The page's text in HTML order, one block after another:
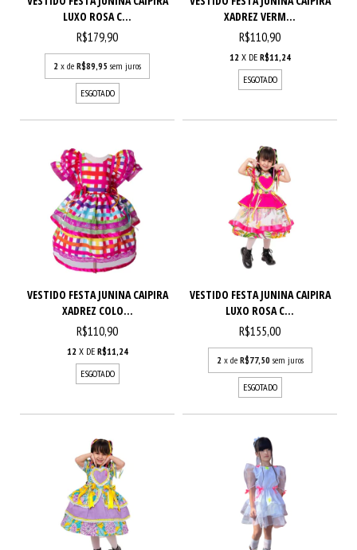
LUXO ROSA C...
R$179,90
2 x de R$89,95 sem juros
ESGOTADO
XADREZ VERM...
R$110,90
12 X DE R$11,24
ESGOTADO
VESTIDO FESTA JUNINA CAIPIRA
XADREZ COLO...
R$110,90
12 X DE R$11,24
ESGOTADO
VESTIDO FESTA JUNINA CAIPIRA
LUXO ROSA C...
R$155,00
2 x de R$77,50 sem juros
ESGOTADO